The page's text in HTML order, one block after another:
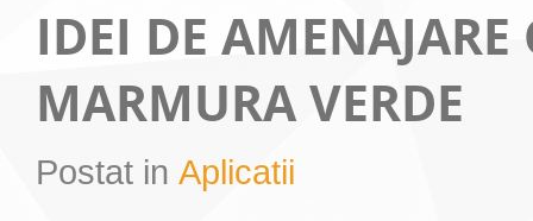
IDEI DE AMENAJARE
MARMURA VERDE
Postat in Aplicatii